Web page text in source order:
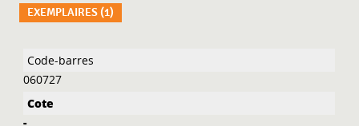
EXEMPLAIRES (1)
Liste des exemplaires
060727
-